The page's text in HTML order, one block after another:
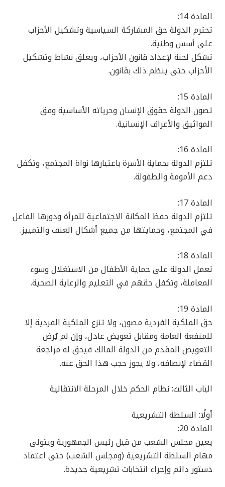
المادة 14:
تحترم الدولة حق المشاركة السياسية وتشكيل الأحزاب
على أسس وطنية.
تشكل لجنة لإعداد قانون الأحزاب، ويعلق نشاط وتشكيل
الأحزاب حتى ينظم ذلك بقانون.
المادة 15:
تصون الدولة حقوق الإنسان وحرياته الأساسية وفق
المواثيق والأعراف الإنسانية.
المادة 16:
تلتزم الدولة بحماية الأسرة باعتبارها نواة المجتمع، وتكفل
دعم الأمومة والطفولة.
المادة 17:
تلتزم الدولة حفظ المكانة الاجتماعية للمرأة ودورها الفاعل
في المجتمع، وحمايتها من جميع أشكال العنف والتمييز.
المادة 18:
تعمل الدولة على حماية الأطفال من الاستغلال وسوء
المعاملة، وتكفل حقهم في التعليم والرعاية الصحية.
المادة 19:
حق الملكية الفردية مصون، ولا تنزع الملكية الفردية إلا
للمنفعة العامة ومقابل تعويض عادل، وإن لم يُرض
التعويض المقدم من الدولة المالك فيحق له مراجعة
القضاء لإنصافه، ولا يجوز حجب هذا الحق عنه.
الباب الثالث: نظام الحكم خلال المرحلة الانتقالية
أولًا: السلطة التشريعية
المادة 20:
يعين مجلس الشعب من قبل رئيس الجمهورية ويتولى
مهام السلطة التشريعية (ومجلس الشعب) حتى اعتماد
دستور دائم وإجراء انتخابات تشريعية جديدة.